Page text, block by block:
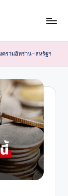
ครามอิหร่าน-สหรัฐฯ